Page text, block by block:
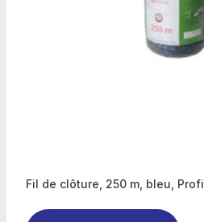
Fil de clôture, 250 m, bleu, Profi